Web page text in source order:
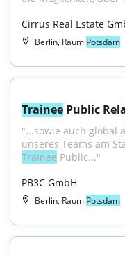
Cirrus Real Estate
Berlin, Raum Potsdam
Trainee Public
"...sowie auch global
Trainee Public..."
PB3C GmbH
Berlin, Raum Potsdam